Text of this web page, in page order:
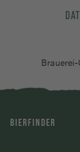
BIERFINDER